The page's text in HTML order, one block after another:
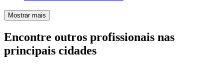
Mostrar mais
Encontre outros profissionais nas
principais cidades